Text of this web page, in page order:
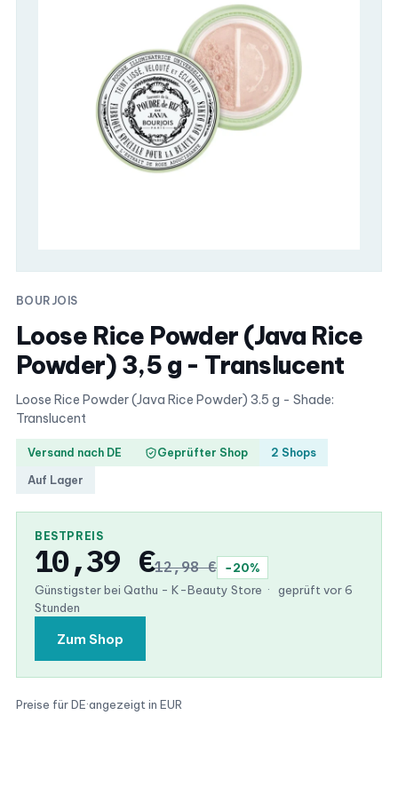
BOURJOIS
Loose Rice Powder (Java Rice
Powder) 3,5 g - Translucent
Loose Rice Powder (Java Rice Powder) 3.5 g - Shade:
Translucent
Versand nach DE Geprüfter Shop
2 Shops
Auf Lager
BESTPREIS
10,39 €12,98 €
−20%
Günstigster bei Qathu - K-Beauty Store ·
geprüft vor 6
Stunden
Zum Shop
Preise für DE·angezeigt in EUR